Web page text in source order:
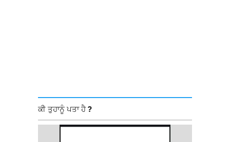
ਕੀ ਤੁਹਾਨੂੰ ਪਤਾ ਹੈ ?